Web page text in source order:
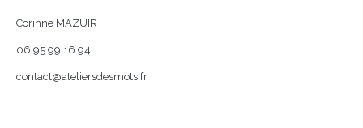
Corinne MAZUIR
06 95 99 16 94
contact@ateliersdesmots.fr